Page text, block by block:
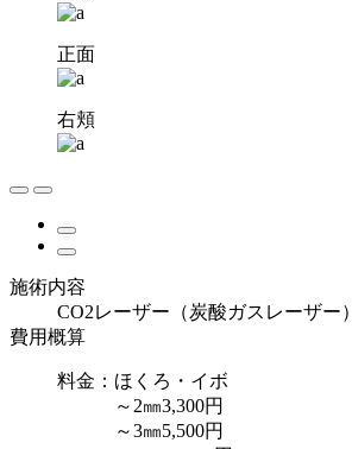
正面
右頬
施術内容
CO2レーザー（炭酸ガスレーザー）
費用概算
料金：ほくろ・イボ
～2㎜3,300円
～3㎜5,500円